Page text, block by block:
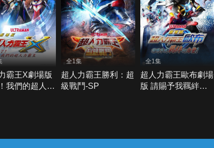
霸王X劇場版
我們的超人力
全1集
超人力霸王勝利：超
級戰鬥-SP
全1集
超人力霸王歐布劇場
版 請賜予我羈絆的